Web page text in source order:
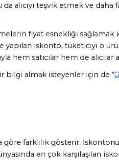
alıcıyı teşvik etmek ve daha
fiyat esnekliği sağlamak
iskonto, tüketiciyi o
satıcılar hem de alıcılar
bilgi almak isteyenler için de “
farklılık gösterir.
en çok karşılaşılan